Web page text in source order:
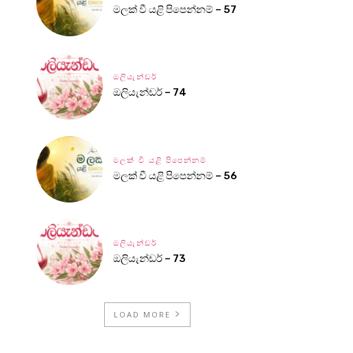
මලක් වී යළි පිපෙන්නම් – 57
ඔලියැන්ඩර්
ඔලියැන්ඩර් – 74
මලක් වී යළි පිපෙන්නම්
මලක් වී යළි පිපෙන්නම් – 56
ඔලියැන්ඩර්
ඔලියැන්ඩර් – 73
LOAD MORE